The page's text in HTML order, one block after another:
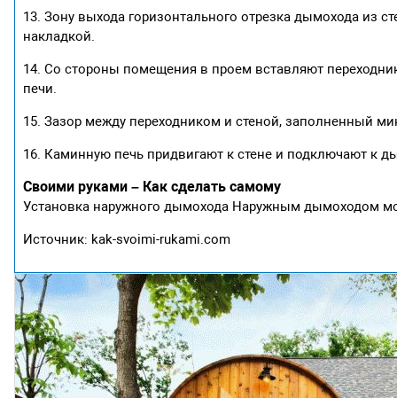
13. Зону выхода горизонтального отрезка дымохода из
накладкой.
14. Со стороны помещения в проем вставляют
печи.
15. Зазор между переходником и стеной, заполненный
16. Каминную печь придвигают к стене и подключают к
Своими руками – Как сделать самому
Установка наружного дымохода Наружным дымоходом
Источник: kak-svoimi-rukami.com